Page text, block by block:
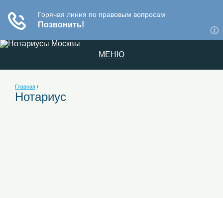
МЕНЮ
Главная /
Нотариус